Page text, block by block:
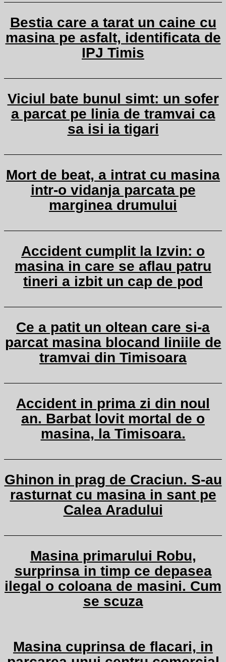
Bestia care a tarat un caine cu
masina pe asfalt, identificata de
IPJ Timis
Viciul bate bunul simt: un sofer
a parcat pe linia de tramvai ca
sa isi ia tigari
Mort de beat, a intrat cu masina
intr-o vidanja parcata pe
marginea drumului
Accident cumplit la Izvin: o
masina in care se aflau patru
tineri a izbit un cap de pod
Ce a patit un oltean care si-a
parcat masina blocand liniile de
tramvai din Timisoara
Accident in prima zi din noul
an. Barbat lovit mortal de o
masina, la Timisoara.
Ghinon in prag de Craciun. S-au
rasturnat cu masina in sant pe
Calea Aradului
Masina primarului Robu,
surprinsa in timp ce depasea
ilegal o coloana de masini. Cum
se scuza
Masina cuprinsa de flacari, in